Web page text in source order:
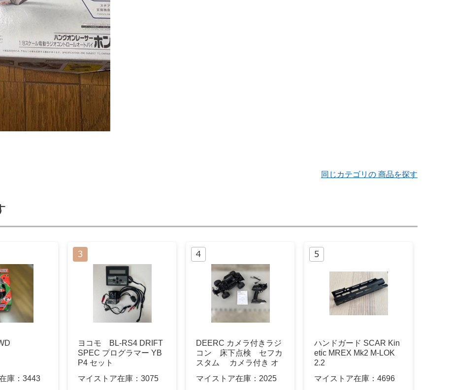
同じカテゴリの 商品を探す
庫： 3443
ヨコモ BL-RS4 DRIFT
SPEC プログラマー YB
P4 セット
マイストア在庫： 3075
DEERC カメラ付きラジ
コン 床下点検 セフカ
スタム カメラ付き オ
マイストア在庫： 2025
ハンドガード SCAR Kin
etic MREX Mk2 M-LOK
2.2
マイストア在庫： 4696